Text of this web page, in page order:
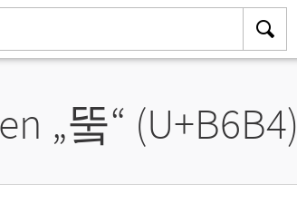
„뚴“ (U+B6B4)